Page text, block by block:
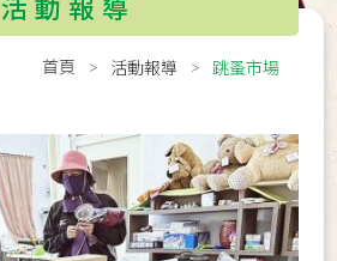
活動報導
首頁 活動報導 跳蚤市場